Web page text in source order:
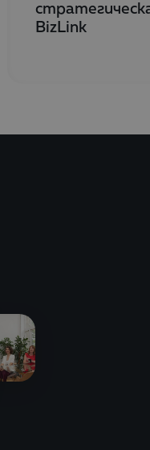
BizLink